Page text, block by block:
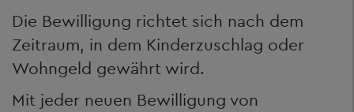
Die Bewilligung richtet sich nach dem
Zeitraum, in dem Kinderzuschlag oder
Wohngeld gewährt wird.
Mit jeder neuen Bewilligung von